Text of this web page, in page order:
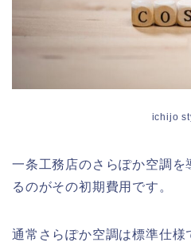
ichijo
一条工務店のさらぽか空調を
るのがその初期費用です。
通常さらぽか空調は標準仕様